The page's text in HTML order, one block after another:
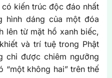
kiến trúc độc đáo nhất
hình dáng của một đóa
lên từ mặt hồ xanh biếc,
và trí tuệ trong Phật
chỉ được chiêm ngưỡng
“một không hai” trên thế